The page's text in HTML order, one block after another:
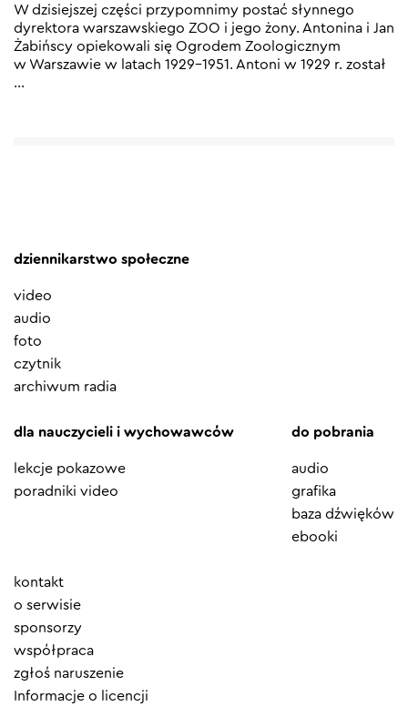
W dzisiejszej części przypomnimy postać słynnego
dyrektora warszawskiego ZOO i jego żony. Antonina i Jan
Żabińscy opiekowali się Ogrodem Zoologicznym
w Warszawie w latach 1929–1951. Antoni w 1929 r. został
…
dziennikarstwo społeczne
video
audio
foto
czytnik
archiwum radia
dla nauczycieli i wychowawców
lekcje pokazowe
poradniki video
do pobrania
audio
grafika
baza dźwięków
ebooki
Element
menu
kontakt
o serwisie
sponsorzy
współpraca
zgłoś naruszenie
Informacje o licencji